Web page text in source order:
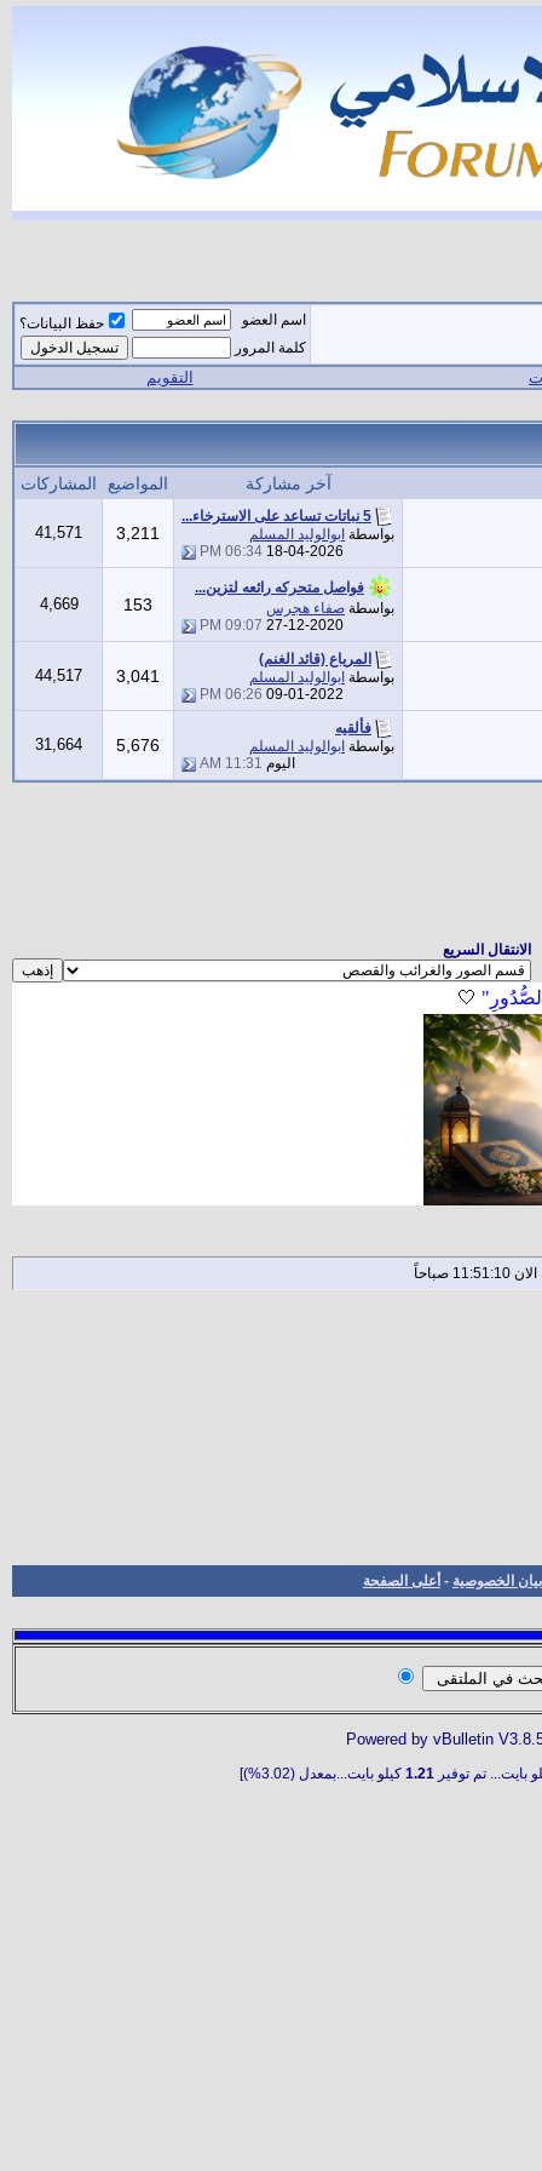
اسم العضو
حفظ البيانات؟
كلمة المرور
التقويم
آخر مشاركة المواضيع المشاركات
5 نباتات تساعد على الاسترخاء...
بواسطة ابوالوليد المسلم
18-04-2026
06:34 PM
3,211
41,571
فواصل متحركه رائعه لتزين...
بواسطة صفاء هجرس
27-12-2020
09:07 PM
153
4,669
المرياع (قائد الغنم)
بواسطة ابوالوليد المسلم
09-01-2022
06:26 PM
3,041
44,517
فألقيه
بواسطة ابوالوليد المسلم
اليوم 11:31 AM
5,676
31,664
الانتقال السريع
🤍
بيان الخصوصية - أعلى الصفحة
Powered by vBulletin
بايت... تم توفير 1.21 كيلو بايت...بمعدل (3.02%)]